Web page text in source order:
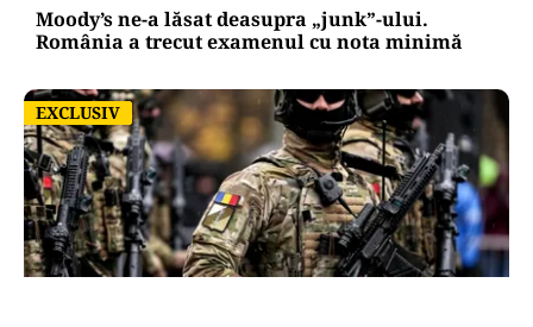
Moody’s ne-a lăsat deasupra „junk”-ului.
România a trecut examenul cu nota minimă
EXCLUSIV
EXCLUSIV